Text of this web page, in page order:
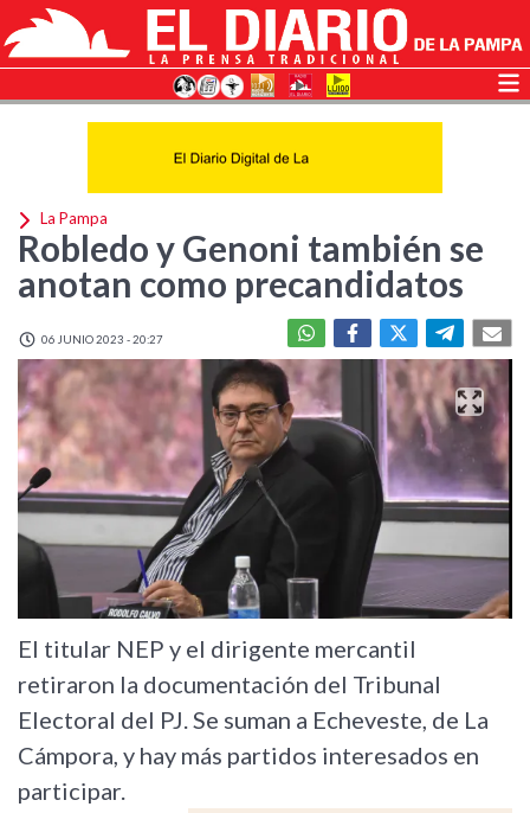
La Pampa
Robledo y Genoni también se
anotan como precandidatos
06 JUNIO 2023 - 20:27
El titular NEP y el dirigente mercantil
retiraron la documentación del Tribunal
Electoral del PJ. Se suman a Echeveste, de La
Cámpora, y hay más partidos interesados en
participar.